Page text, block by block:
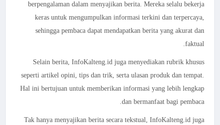
berpengalaman dalam menyajikan berita. Mereka selalu bekerja
keras untuk mengumpulkan informasi terkini dan terpercaya,
sehingga pembaca dapat mendapatkan berita yang akurat dan
faktual.
Selain berita, InfoKalteng.id juga menyediakan rubrik khusus
seperti artikel opini, tips dan trik, serta ulasan produk dan tempat.
Hal ini bertujuan untuk memberikan informasi yang lebih lengkap
dan bermanfaat bagi pembaca.
Tak hanya menyajikan berita secara tekstual, InfoKalteng.id juga